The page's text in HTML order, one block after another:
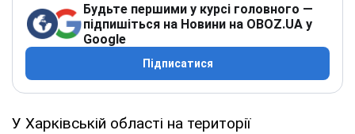
Будьте першими у курсі головного —
підпишіться на Новини на OBOZ.UA у
Google
Підписатися
У Харківській області на території